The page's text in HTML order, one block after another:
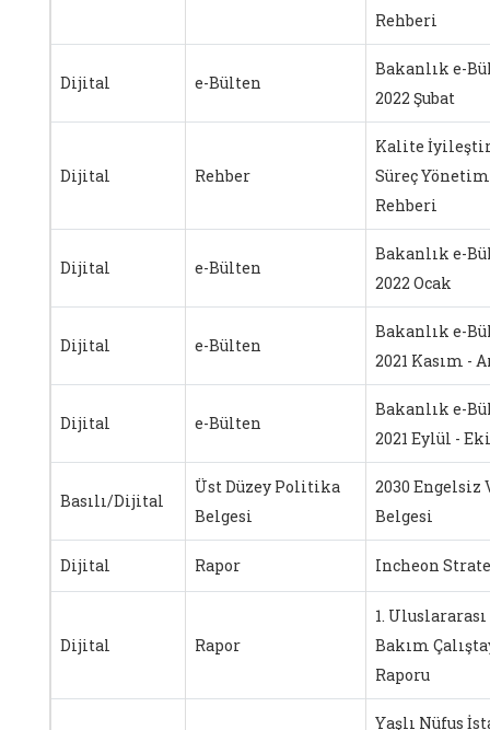
Rehberi
Dijital e-Bülten
Bakanlık e-
2022 Şubat
Dijital Rehber
Kalite
Süreç
Rehberi
Dijital e-Bülten
Bakanlık e-
2022 Ocak
Dijital e-Bülten
Bakanlık e-
2021 Kasım -
Dijital e-Bülten
Bakanlık e-
2021 Eylül -
Basılı/Dijital
Üst Düzey Politika
Belgesi
2030 Engelsiz
Belgesi
Dijital Rapor Incheon
Dijital Rapor
1. Uluslararası
Bakım
Raporu
Yaşlı Nüfus